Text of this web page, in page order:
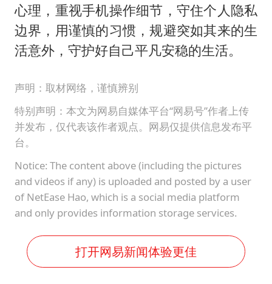
心理，重视手机操作细节，守住个人隐私
边界，用谨慎的习惯，规避突如其来的生
活意外，守护好自己平凡安稳的生活。
声明：取材网络，谨慎辨别
特别声明：本文为网易自媒体平台“网易号”作者上传
并发布，仅代表该作者观点。网易仅提供信息发布平
台。
Notice: The content above (including the pictures
and videos if any) is uploaded and posted by a user
of NetEase Hao, which is a social media platform
and only provides information storage services.
打开网易新闻体验更佳